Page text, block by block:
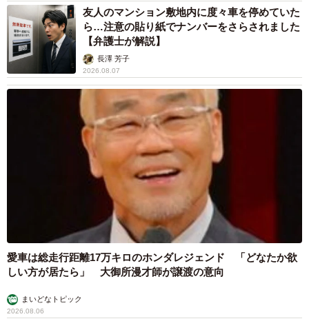
友人のマンション敷地内に度々車を停めていた
ら…注意の貼り紙でナンバーをさらされました
【弁護士が解説】
長澤 芳子
2026.08.07
愛車は総走行距離17万キロのホンダレジェンド 「どなたか欲
しい方が居たら」 大御所漫才師が譲渡の意向
まいどなトピック
2026.08.06